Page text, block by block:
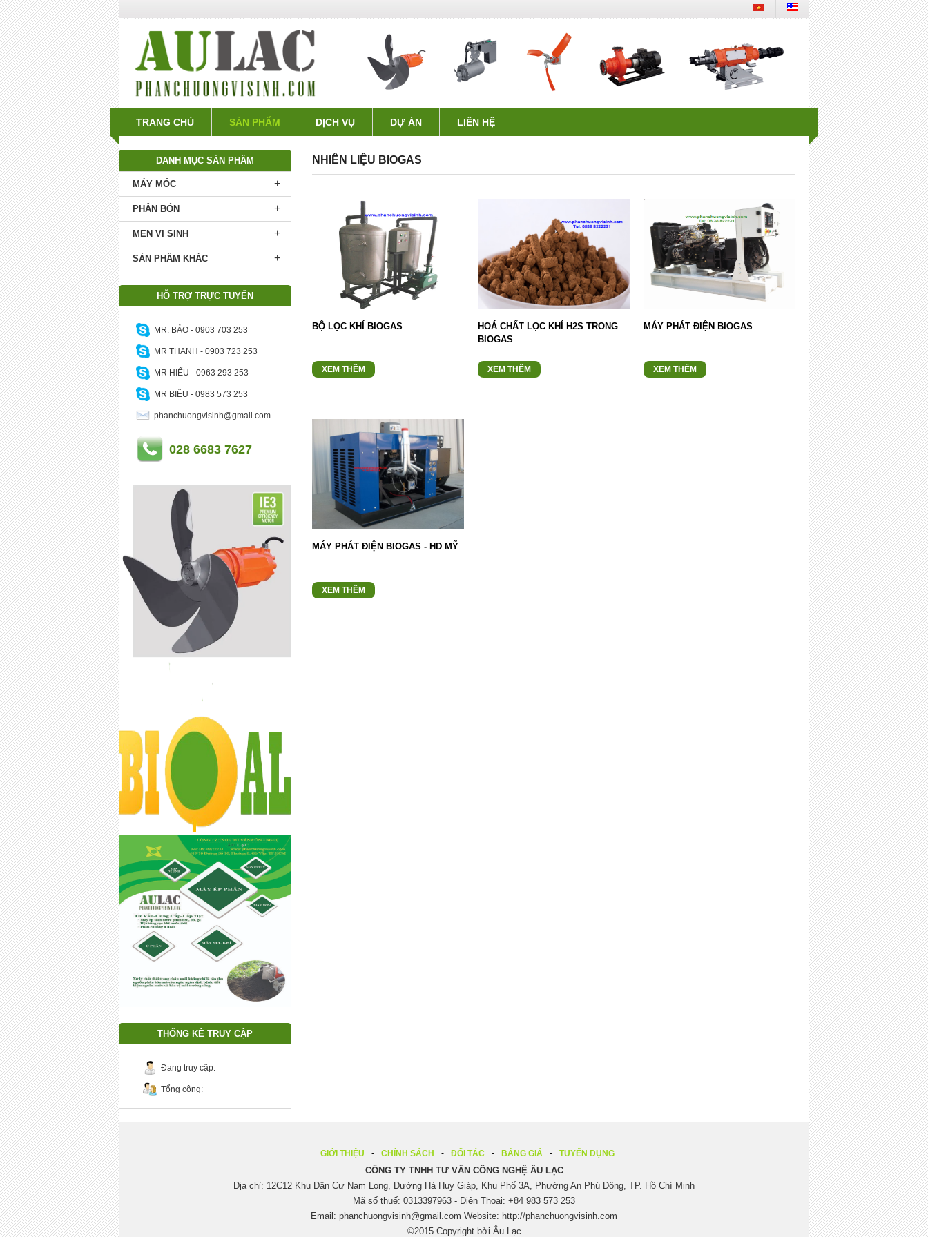
TRANG CHỦ SẢN PHẨM DỊCH VỤ DỰ ÁN LIÊN HỆ
NHIÊN LIỆU BIOGAS
BỘ LỌC KHÍ BIOGAS
XEM THÊM
HOÁ CHẤT LỌC KHÍ H2S TRONG
BIOGAS
XEM THÊM
MÁY PHÁT ĐIỆN BIOGAS
XEM THÊM
MÁY PHÁT ĐIỆN BIOGAS - HD MỸ
XEM THÊM
DANH MỤC SẢN PHẨM
MÁY MÓC +
PHÂN BÓN +
MEN VI SINH +
SẢN PHẨM KHÁC +
HỖ TRỢ TRỰC TUYẾN
MR. BẢO - 0903 703 253
MR THANH - 0903 723 253
MR HIẾU - 0963 293 253
MR BIỂU - 0983 573 253
phanchuongvisinh@gmail.com
028 6683 7627
THỐNG KÊ TRUY CẬP
Đang truy cập:
Tổng cộng:
GIỚI THIỆU CHÍNH SÁCH ĐỐI TÁC BẢNG GIÁ TUYỂN DỤNG
CÔNG TY TNHH TƯ VẤN CÔNG NGHỆ ÂU LẠC
Địa chỉ: 12C12 Khu Dân Cư Nam Long, Đường Hà Huy Giáp, Khu Phố 3A, Phường An Phú Đông, TP. Hồ Chí Minh
Mã số thuế: 0313397963 - Điện Thoại: +84 983 573 253
Email: phanchuongvisinh@gmail.com Website: http://phanchuongvisinh.com
©2015 Copyright bởi Âu Lạc